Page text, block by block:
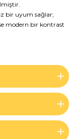
bir uyum sağlar;
modern bir kontrast